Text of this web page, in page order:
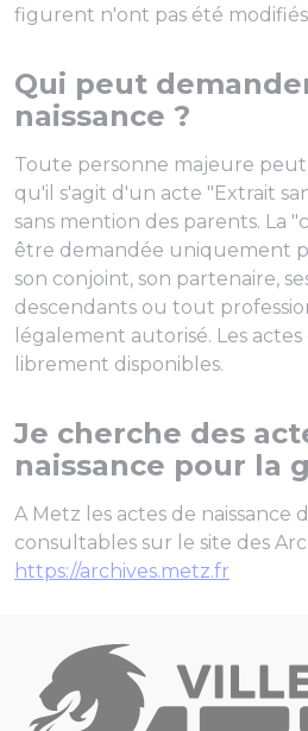
figurent n'ont pas été
Qui peut
naissance ?
Toute personne majeure
qu'il s'agit d'un acte "Extrait
sans mention des parents. La
être demandée uniquement
son conjoint, son partenaire,
descendants ou tout
légalement autorisé. Les
librement disponibles.
Je cherche des
naissance pour la
A Metz les actes de naissance
consultables sur le site des
https://archives.metz.fr